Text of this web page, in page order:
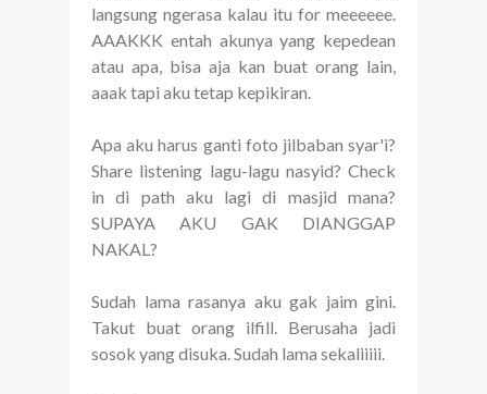
langsung ngerasa kalau itu for meeeeee.
AAAKKK entah akunya yang kepedean
atau apa, bisa aja kan buat orang lain,
aaak tapi aku tetap kepikiran.
Apa aku harus ganti foto jilbaban syar'i?
Share listening lagu-lagu nasyid? Check
in di path aku lagi di masjid mana?
SUPAYA AKU GAK DIANGGAP
NAKAL?
Sudah lama rasanya aku gak jaim gini.
Takut buat orang ilfill. Berusaha jadi
sosok yang disuka. Sudah lama sekaliiiii.